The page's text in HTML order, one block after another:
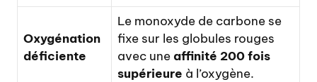
Oxygénation
déficiente
Le monoxyde de carbone se
fixe sur les globules rouges
avec uneaffinité 200 fois
supérieure à l’oxygène.